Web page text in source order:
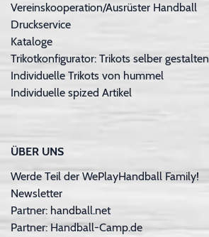
Vereinskooperation/Ausrüster Handball
Druckservice
Kataloge
Trikotkonfigurator: Trikots selber gestalten
Individuelle Trikots von hummel
Individuelle spized Artikel
ÜBER UNS
Werde Teil der WePlayHandball Family!
Newsletter
Partner: handball.net
Partner: Handball-Camp.de